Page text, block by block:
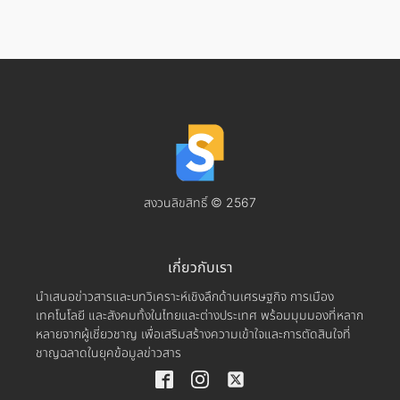
สงวนลิขสิทธิ์ © 2567
เกี่ยวกับเรา
นำเสนอข่าวสารและบทวิเคราะห์เชิงลึกด้านเศรษฐกิจ การเมือง
เทคโนโลยี และสังคมทั้งในไทยและต่างประเทศ พร้อมมุมมองที่หลาก
หลายจากผู้เชี่ยวชาญ เพื่อเสริมสร้างความเข้าใจและการตัดสินใจที่
ชาญฉลาดในยุคข้อมูลข่าวสาร